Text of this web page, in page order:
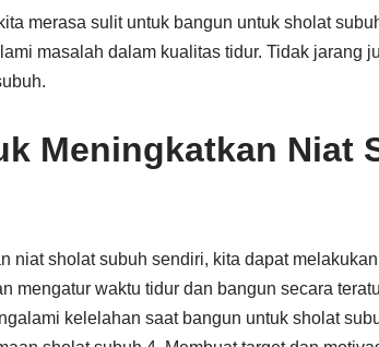
merasa sulit untuk bangun untuk sholat
masalah dalam kualitas tidur. Tidak jarang
Meningkatkan Niat
niat sholat subuh sendiri, kita dapat
mengatur waktu tidur dan bangun secara
kelelahan saat bangun untuk sholat